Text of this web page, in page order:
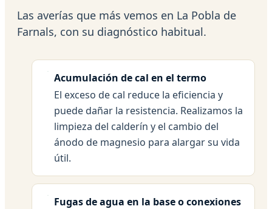
Las averías que más vemos en La Pobla de
Farnals, con su diagnóstico habitual.
Acumulación de cal en el termo
El exceso de cal reduce la eficiencia y
puede dañar la resistencia. Realizamos la
limpieza del calderín y el cambio del
ánodo de magnesio para alargar su vida
útil.
Fugas de agua en la base o conexiones